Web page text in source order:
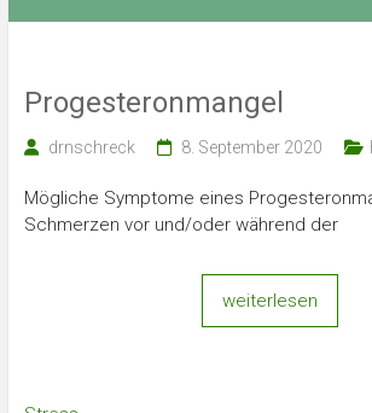
Progesteronmangel
drnschreck 8. September 2020
Mögliche Symptome eines
Schmerzen vor und/oder während der
weiterlesen